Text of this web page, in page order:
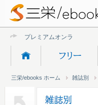
プレミアムオンライン新規
三栄/ebooks ホーム 雑誌別